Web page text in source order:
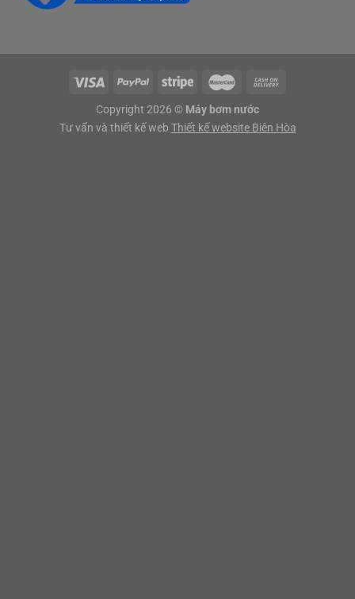
Copyright 2026 © Máy bơm nước
Tư vấn và thiết kế web Thiết kế website Biên Hòa